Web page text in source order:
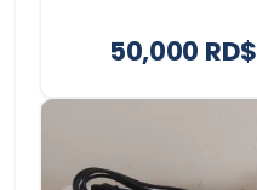
50,000 RD$